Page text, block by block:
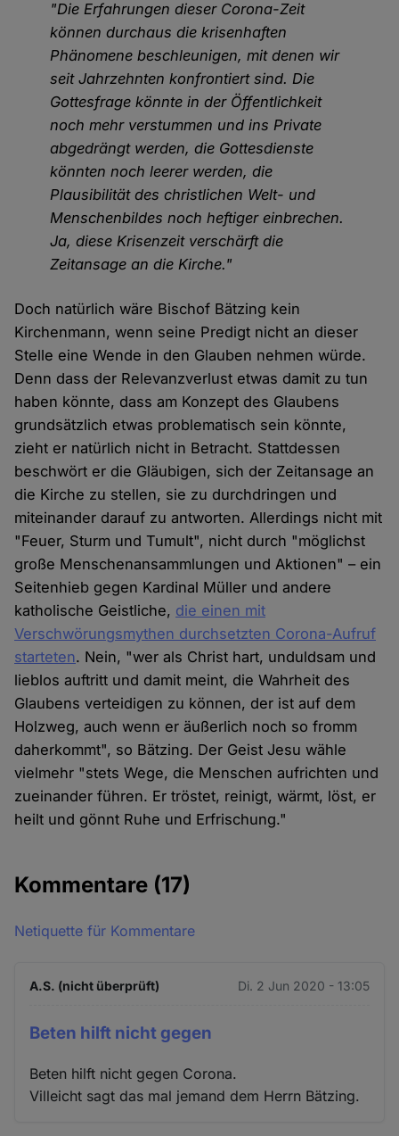
"Die Erfahrungen dieser Corona-Zeit
können durchaus die krisenhaften
Phänomene beschleunigen, mit denen wir
seit Jahrzehnten konfrontiert sind. Die
Gottesfrage könnte in der Öffentlichkeit
noch mehr verstummen und ins Private
abgedrängt werden, die Gottesdienste
könnten noch leerer werden, die
Plausibilität des christlichen Welt- und
Menschenbildes noch heftiger einbrechen.
Ja, diese Krisenzeit verschärft die
Zeitansage an die Kirche."
Doch natürlich wäre Bischof Bätzing kein
Kirchenmann, wenn seine Predigt nicht an dieser
Stelle eine Wende in den Glauben nehmen würde.
Denn dass der Relevanzverlust etwas damit zu tun
haben könnte, dass am Konzept des Glaubens
grundsätzlich etwas problematisch sein könnte,
zieht er natürlich nicht in Betracht. Stattdessen
beschwört er die Gläubigen, sich der Zeitansage an
die Kirche zu stellen, sie zu durchdringen und
miteinander darauf zu antworten. Allerdings nicht mit
"Feuer, Sturm und Tumult", nicht durch "möglichst
große Menschenansammlungen und Aktionen" – ein
Seitenhieb gegen Kardinal Müller und andere
katholische Geistliche, die einen mit
Verschwörungsmythen durchsetzten Corona-Aufruf
starteten. Nein, "wer als Christ hart, unduldsam und
lieblos auftritt und damit meint, die Wahrheit des
Glaubens verteidigen zu können, der ist auf dem
Holzweg, auch wenn er äußerlich noch so fromm
daherkommt", so Bätzing. Der Geist Jesu wähle
vielmehr "stets Wege, die Menschen aufrichten und
zueinander führen. Er tröstet, reinigt, wärmt, löst, er
heilt und gönnt Ruhe und Erfrischung."
Kommentare (17)
Netiquette für Kommentare
A.S. (nicht überprüft) Di. 2 Jun 2020 - 13:05
Beten hilft nicht gegen
Beten hilft nicht gegen Corona.
Villeicht sagt das mal jemand dem Herrn Bätzing.